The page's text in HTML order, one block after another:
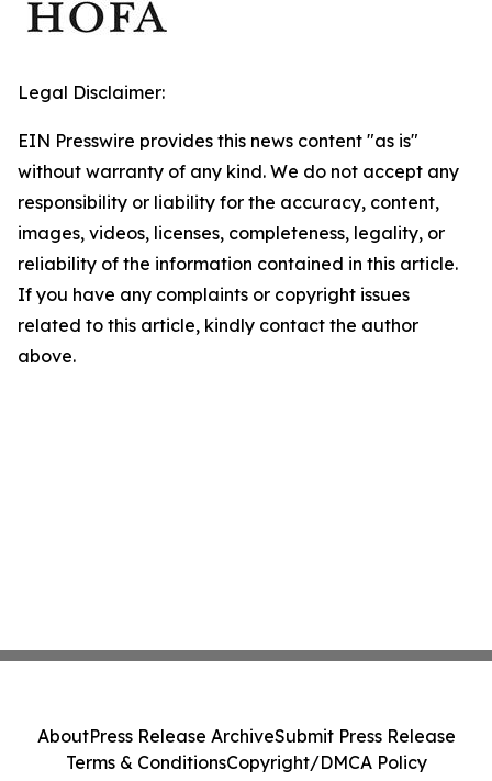
Legal Disclaimer:
EIN Presswire provides this news content "as is"
without warranty of any kind. We do not accept any
responsibility or liability for the accuracy, content,
images, videos, licenses, completeness, legality, or
reliability of the information contained in this article.
If you have any complaints or copyright issues
related to this article, kindly contact the author
above.
AboutPress Release ArchiveSubmit Press Release
Terms & ConditionsCopyright/DMCA Policy